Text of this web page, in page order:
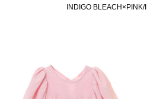
INDIGO BLEACH×PINK/